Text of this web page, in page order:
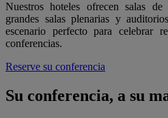
Nuestros hoteles ofrecen salas
grandes salas plenarias y
escenario perfecto para celebrar
conferencias.
Reserve su conferencia
Su conferencia, a su